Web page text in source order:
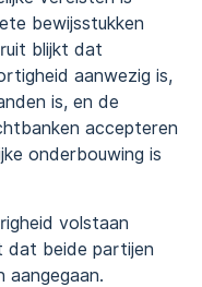
bewijsstukken
blijkt dat
aanwezig is,
is, en de
accepteren
onderbouwing is
volstaan
dat beide partijen
aangegaan.